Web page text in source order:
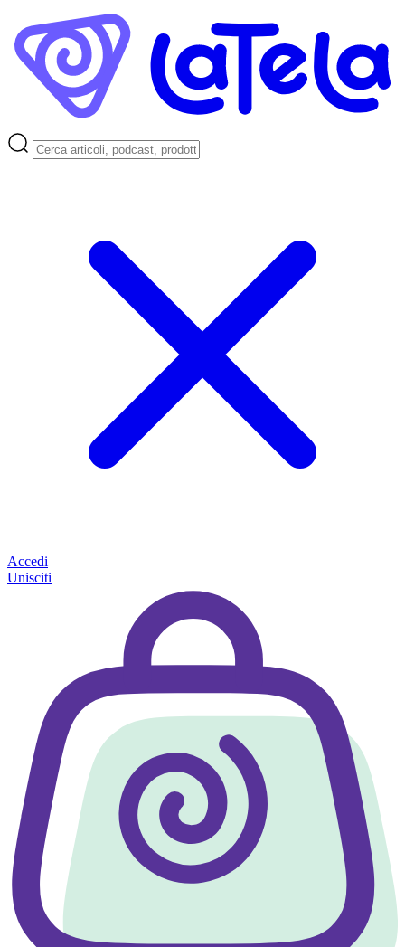
Accedi
Unisciti